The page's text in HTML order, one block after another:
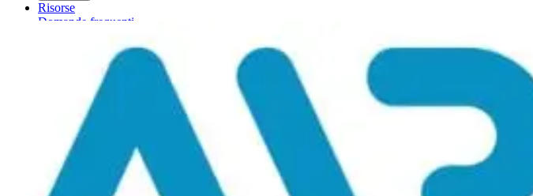
Risorse
Domande frequenti
Il mio account
Menu